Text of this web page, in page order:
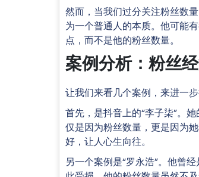
然而，当我们过分关注粉丝数
为一个普通人的本质。他可能
点，而不是他的粉丝数量。
案例分析：粉丝
让我们来看几个案例，来进一步
首先，是抖音上的“李子柒”。
仅是因为粉丝数量，更是因为
好，让人心生向往。
另一个案例是“罗永浩”。他曾